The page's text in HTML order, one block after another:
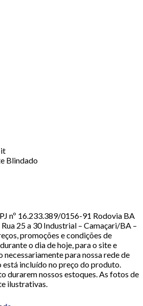
nº 16.233.389/0156-91 Rodovia BA
25 a 30 Industrial – Camaçari/BA –
promoções e condições de
o dia de hoje, para o site e
necessariamente para nossa rede de
incluído no preço do produto.
durarem nossos estoques. As fotos de
ilustrativas.